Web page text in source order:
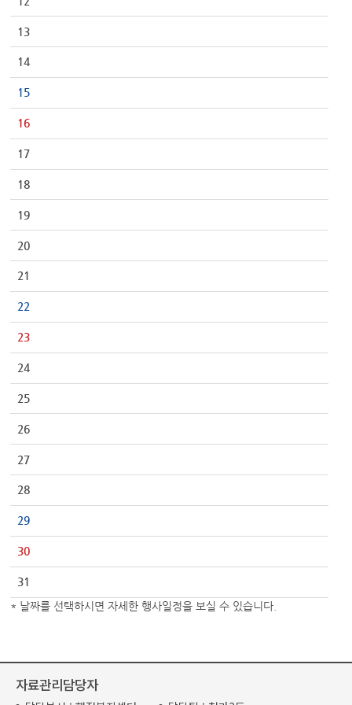
13
14
15
16
17
18
19
20
21
22
23
24
25
26
27
28
29
30
31
* 날짜를 선택하시면 자세한 행사일정을 보실 수 있습니다.
자료관리담당자